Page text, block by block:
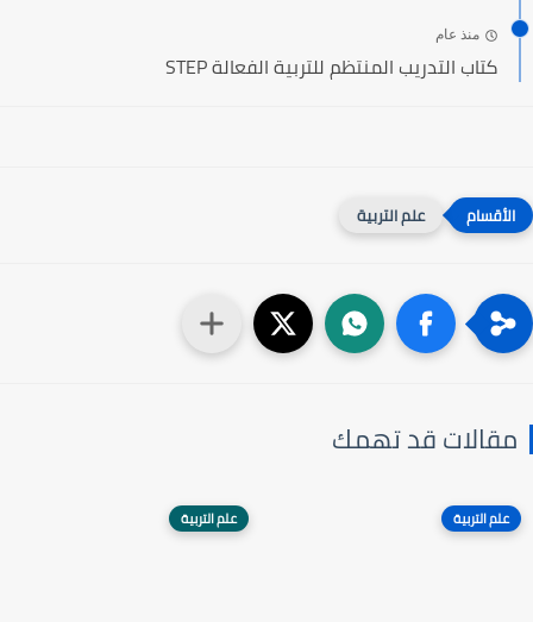
منذ عام
كتاب التدريب المنتظم للتربية الفعالة STEP
علم التربية
مقالات قد تهمك
علم التربية علم التربية